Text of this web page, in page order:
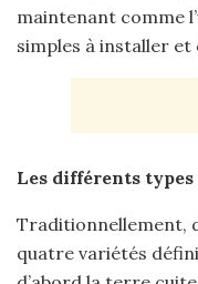
maintenant comme
simples à installer et
Les différents types
Traditionnellement,
quatre variétés